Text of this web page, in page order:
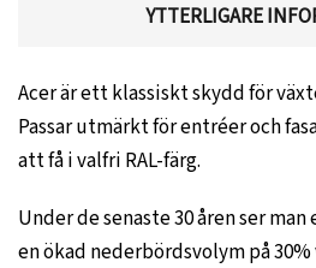
YTTERLIGARE
Acer är ett klassiskt skydd för
Passar utmärkt för entréer och
att få i valfri RAL-färg.
Under de senaste 30 åren ser
en ökad nederbördsvolym på